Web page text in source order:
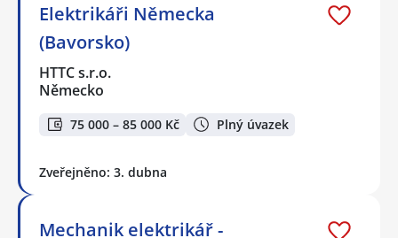
Elektrikáři Německa
(Bavorsko)
HTTC s.r.o.
Německo
75 000 – 85 000 Kč Plný úvazek
Zveřejněno: 3. dubna
Mechanik elektrikář -